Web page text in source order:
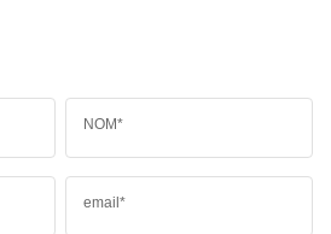
NOM*
email*